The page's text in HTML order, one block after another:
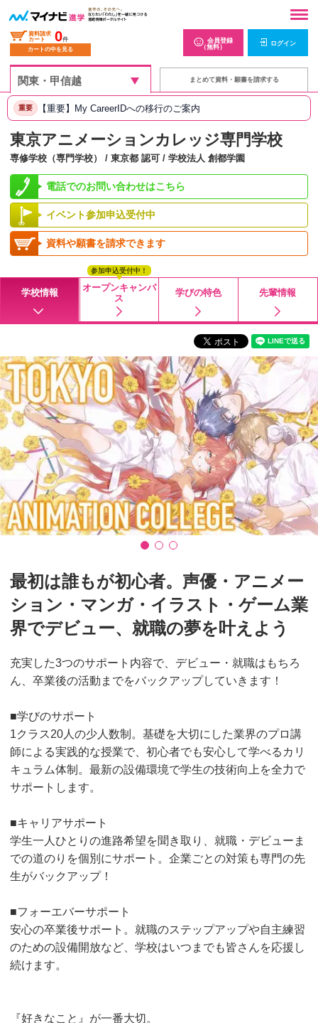
資料請求
カート
0件
カートの中を見る
会員登録
（無料）
ログイン
まとめて資料・願書を請求する
重要 【重要】My CareerIDへの移行のご案内
東京アニメーションカレッジ専門学校
専修学校（専門学校） / 東京都 認可 / 学校法人 創都学園
電話でのお問い合わせはこちら
イベント参加申込受付中
資料や願書を請求できます
学校情報
オープンキャンパ
ス
参加申込受付中！
学びの特色 先輩情報
最初は誰もが初心者。声優・アニメー
ション・マンガ・イラスト・ゲーム業
界でデビュー、就職の夢を叶えよう
充実した3つのサポート内容で、デビュー・就職はもちろ
ん、卒業後の活動までをバックアップしていきます！
■学びのサポート
1クラス20人の少人数制。基礎を大切にした業界のプロ講
師による実践的な授業で、初心者でも安心して学べるカリ
キュラム体制。最新の設備環境で学生の技術向上を全力で
サポートします。
■キャリアサポート
学生一人ひとりの進路希望を聞き取り、就職・デビューま
での道のりを個別にサポート。企業ごとの対策も専門の先
生がバックアップ！
■フォーエバーサポート
安心の卒業後サポート。就職のステップアップや自主練習
のための設備開放など、学校はいつまでも皆さんを応援し
続けます。
『好きなこと』が一番大切。